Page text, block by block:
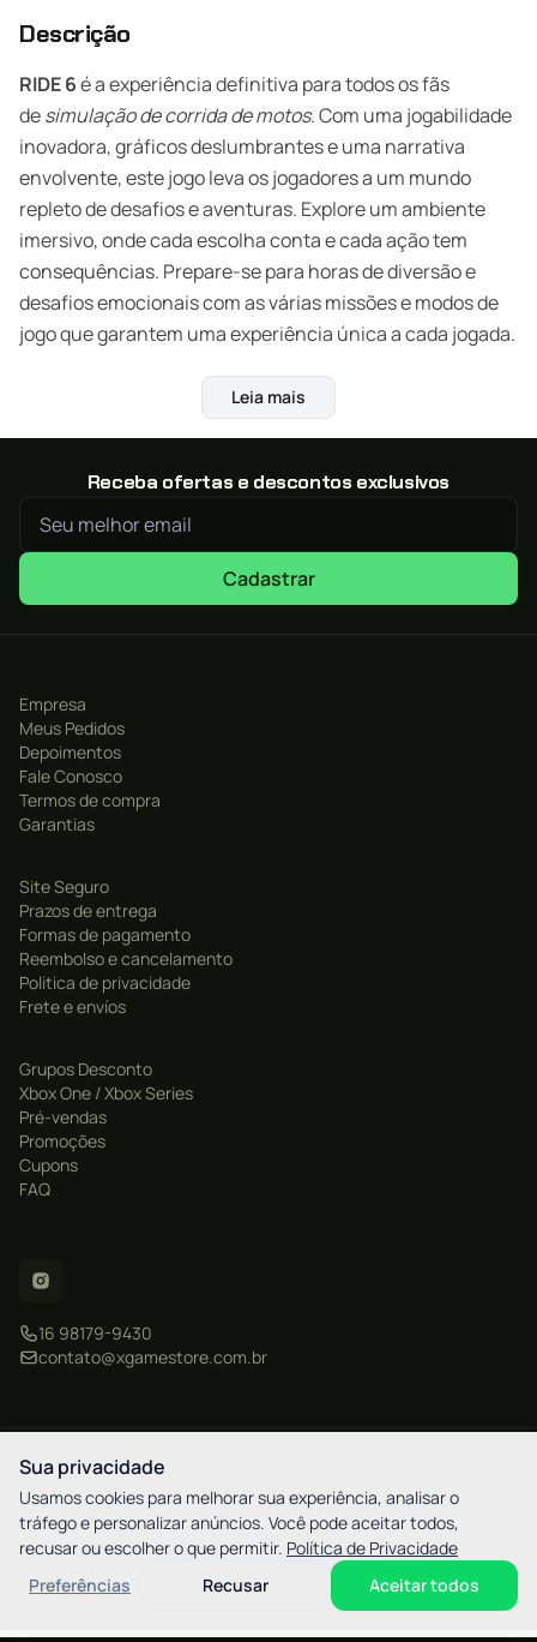
Descrição
RIDE 6é a experiência definitiva para todos os fãs
desimulação de corrida de motos. Com uma jogabilidade
inovadora, gráficos deslumbrantes e uma narrativa
envolvente, este jogo leva os jogadores a um mundo
repleto de desafios e aventuras. Explore um ambiente
imersivo, onde cada escolha conta e cada ação tem
consequências. Prepare-se para horas de diversão e
desafios emocionais com as várias missões e modos de
jogo que garantem uma experiência única a cada jogada.
Características e Curiosidades:
Modo de Jogo Único: Com modos exclusivos de
garantem horas de diversão e desafios.
Gráficos de Alta Qualidade
animações impressionantes para uma experiência
História Cativante
manter você preso até o final, com uma narrativa que
se passa em um mundo de corridas de motos.
Multiplayer
desafios.
Desafios Regulares
competições para ganhar prêmios e mostrar suas
habilidades.
Leia mais
Receba ofertas e descontos exclusivos
Cadastrar
Empresa
Meus Pedidos
Depoimentos
Fale Conosco
Termos de compra
Garantias
Site Seguro
Prazos de entrega
Formas de pagamento
Reembolso e cancelamento
Politica de privacidade
Frete e envíos
Grupos Desconto
Xbox One / Xbox Series
Pré-vendas
Promoções
Cupons
FAQ
16 98179-9430
contato@xgamestore.com.br
XGamestore - Rua Martim Afonso, 2521 - Bigorrilho / Curitiba - PR - CEP
80730-030
elo HIPER AMEX pix
Preferências de cookies
Sua privacidade
Usamos cookies para melhorar sua experiência, analisar o
tráfego e personalizar anúncios. Você pode aceitar todos,
recusar ou escolher o que permitir. Política de Privacidade
Preferências
Recusar Aceitar todos